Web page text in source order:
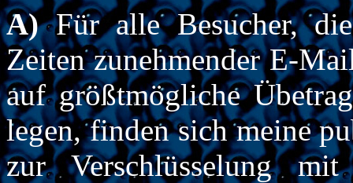
A)Für alle Besucher,
Zeiten zunehmender E-
auf größtmögliche
legen, finden sich meine
zur Verschlüsselung